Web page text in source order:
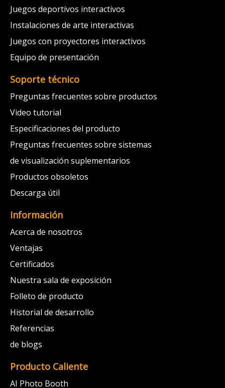
Juegos deportivos interactivos
Instalaciones de arte interactivas
Juegos con proyectores interactivos
Equipo de presentación
Soporte técnico
Preguntas frecuentes sobre productos
Video tutorial
Especificaciones del producto
Preguntas frecuentes sobre sistemas
de visualización suplementarios
Productos obsoletos
Descarga útil
Información
Acerca de nosotros
Ventajas
Certificados
Nuestra sala de exposición
Folleto de producto
Historial de desarrollo
Referencias
de blogs
Producto Caliente
AI Photo Booth